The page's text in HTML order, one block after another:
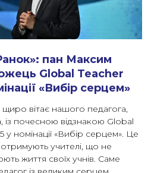
пан Максим
Global Teacher
«Вибір серцем»
вітає нашого педагога,
почесною відзнакою Global
у номінації «Вибір серцем». Це
учителі, що не
життя своїх учнів. Саме